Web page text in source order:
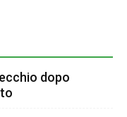
dopo